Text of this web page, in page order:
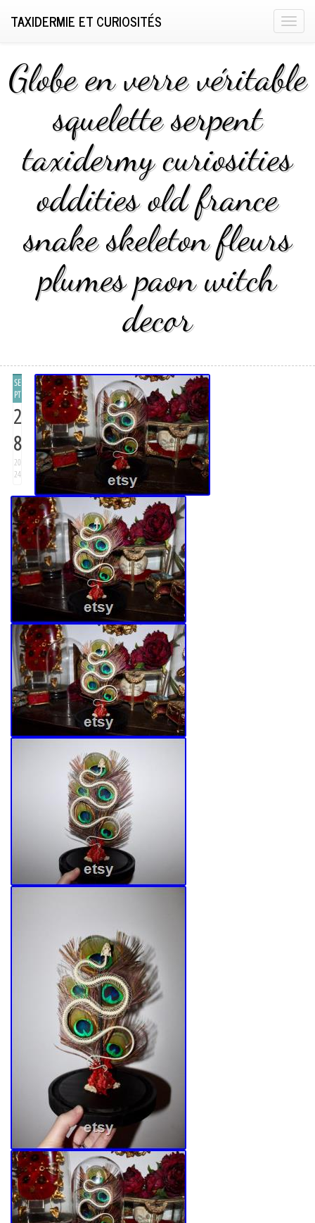
T
g
l
v
i
TAXIDERMIE ET CURIOSITÉS
Globe en verre véritable
squelette serpent
taxidermy curiosities
oddities old france
snake skeleton fleurs
plumes paon witch
decor
SE
PT
2
8
20
24